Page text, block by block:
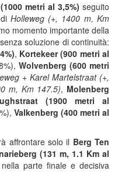
metri al 3,5%) seguito
Holleweg (+, 1400 m, Km
momento importante della
soluzione di continuità:
, Kortekeer (900 metri al
Wolvenberg (600 metri
+ Karel Martelstraat (+,
m, Km 147.5), Molenberg
(1900 metri al
Valkenberg (400 metri al
affrontare solo il Berg Ten
(131 m, 1.1 Km al
parte finale e decisiva